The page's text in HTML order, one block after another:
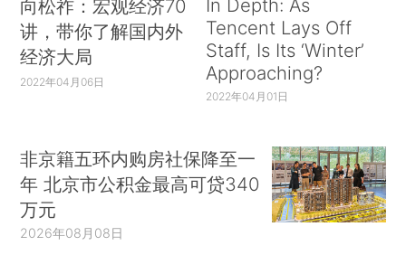
向松祚：宏观经济70
讲，带你了解国内外
经济大局
2022年04月06日
In Depth: As
Tencent Lays Off
Staff, Is Its ‘Winter’
Approaching?
2022年04月01日
非京籍五环内购房社保降至一
年 北京市公积金最高可贷340
万元
2026年08月08日